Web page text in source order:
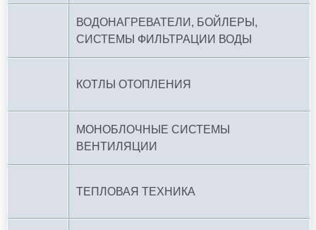
ВОДОНАГРЕВАТЕЛИ, БОЙЛЕРЫ,
СИСТЕМЫ ФИЛЬТРАЦИИ ВОДЫ
КОТЛЫ ОТОПЛЕНИЯ
МОНОБЛОЧНЫЕ СИСТЕМЫ
ВЕНТИЛЯЦИИ
ТЕПЛОВАЯ ТЕХНИКА